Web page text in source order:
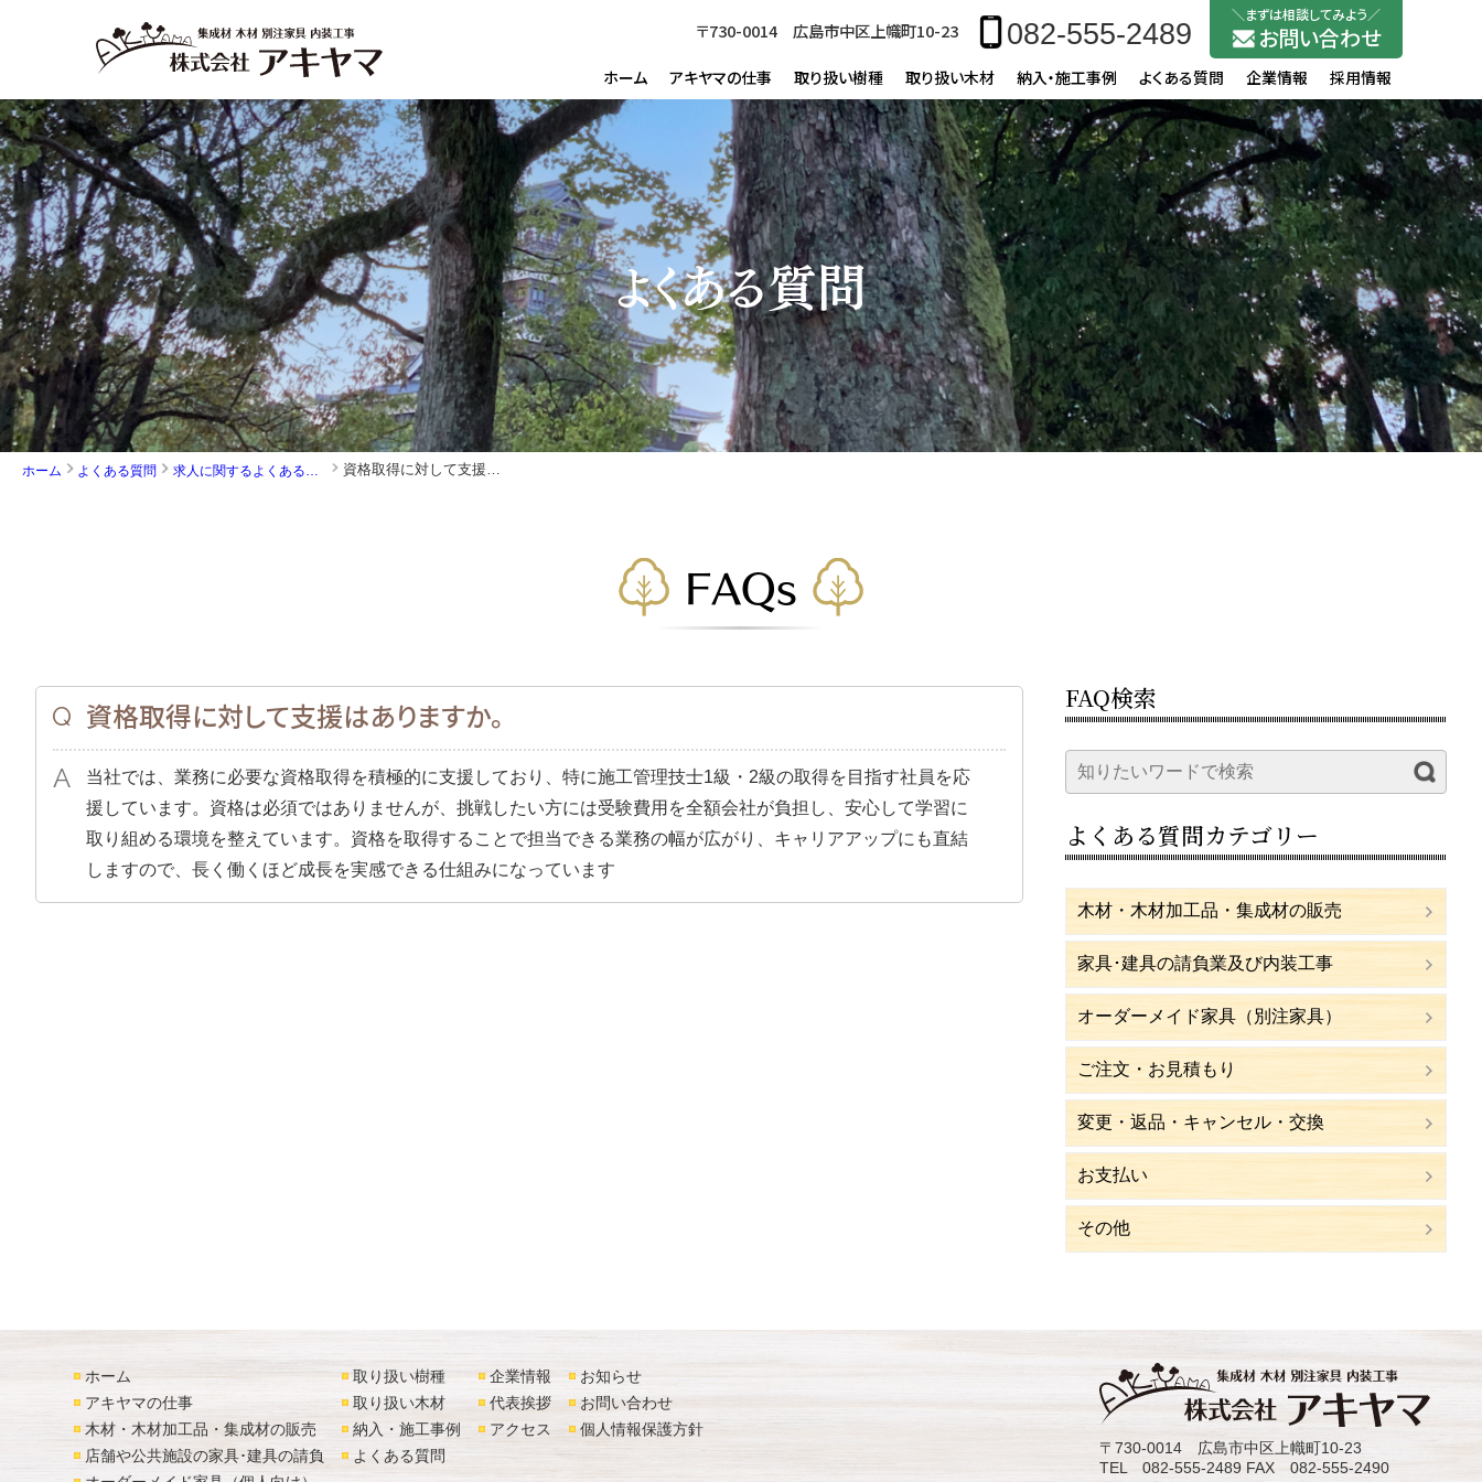
〒730-0014 広島市中区上幟町10-23 082-555-2489 お問い合わせ
ホーム アキヤマの仕事 取り扱い樹種 取り扱い木材 納入・施工事例 よくある質問 企業情報 採用情報
よくある質問
ホーム よくある質問
FAQs
資格取得に対して支援はありますか。
当社では、業務に必要な資格取得を積極的に支援しており、特に施工管理技士1級・2級の取得を目指す社員を応
援しています。資格は必須ではありませんが、挑戦したい方には受験費用を全額会社が負担し、安心して学習に
取り組める環境を整えています。資格を取得することで担当できる業務の幅が広がり、キャリアアップにも直結
しますので、長く働くほど成長を実感できる仕組みになっています
FAQ検索
よくある質問カテゴリー
木材・木材加工品・集成材の販売
家具･建具の請負業及び内装工事
オーダーメイド家具（別注家具）
ご注文・お見積もり
変更・返品・キャンセル・交換
お支払い
その他
ホーム
アキヤマの仕事
木材・木材加工品・集成材の販売
店舗や公共施設の家具･建具の請負
取り扱い樹種
取り扱い木材
納入・施工事例
よくある質問
企業情報
代表挨拶
アクセス
お知らせ
お問い合わせ
個人情報保護方針
〒730-0014 広島市中区上幟町10-23
TEL 082-555-2489 FAX 082-555-2490